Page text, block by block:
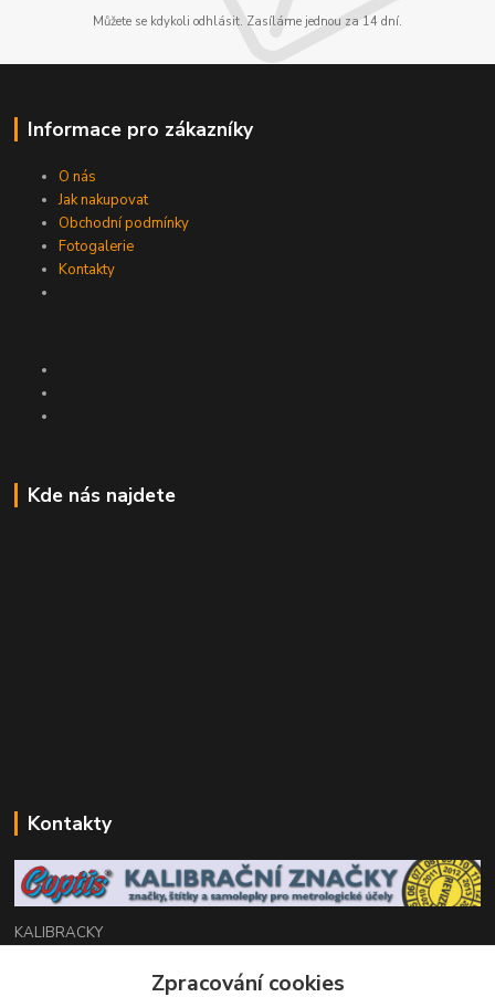
Můžete se kdykoli odhlásit. Zasíláme jednou za 14 dní.
Informace pro zákazníky
O nás
Jak nakupovat
Obchodní podmínky
Fotogalerie
Kontakty
Kde nás najdete
Kontakty
KALIBRACKY
Zákaznická podpora eshop
Zpracování cookies